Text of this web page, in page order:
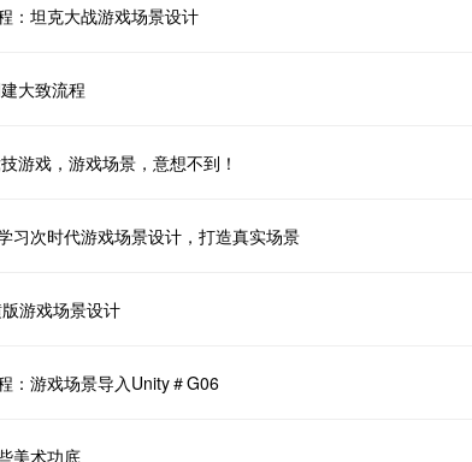
：坦克大战游戏场景设计
大致流程
游戏，游戏场景，意想不到！
习次时代游戏场景设计，打造真实场景
游戏场景设计
：游戏场景导入Unity＃G06
美术功底